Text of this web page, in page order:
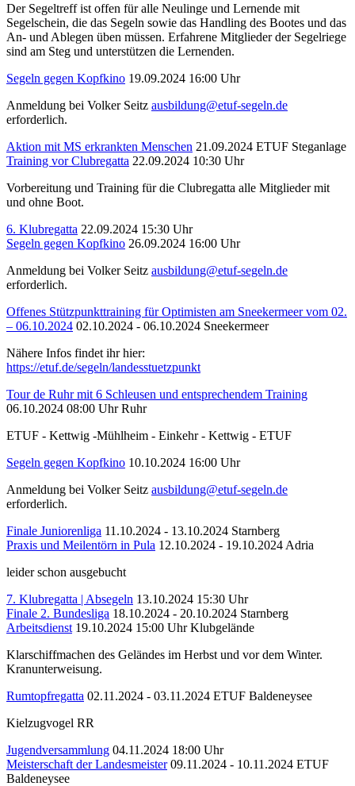
Der Segeltreff ist offen für alle Neulinge und Lernende mit
Segelschein, die das Segeln sowie das Handling des Bootes und das
An- und Ablegen üben müssen. Erfahrene Mitglieder der Segelriege
sind am Steg und unterstützen die Lernenden.
Segeln gegen Kopfkino 19.09.2024 16:00 Uhr
Anmeldung bei Volker Seitz ausbildung@etuf-segeln.de
erforderlich.
Aktion mit MS erkrankten Menschen 21.09.2024 ETUF Steganlage
Training vor Clubregatta 22.09.2024 10:30 Uhr
Vorbereitung und Training für die Clubregatta alle Mitglieder mit
und ohne Boot.
6. Klubregatta 22.09.2024 15:30 Uhr
Segeln gegen Kopfkino 26.09.2024 16:00 Uhr
Anmeldung bei Volker Seitz ausbildung@etuf-segeln.de
erforderlich.
Offenes Stützpunkttraining für Optimisten am Sneekermeer vom 02.
– 06.10.2024 02.10.2024 - 06.10.2024 Sneekermeer
Nähere Infos findet ihr hier:
https://etuf.de/segeln/landesstuetzpunkt
Tour de Ruhr mit 6 Schleusen und entsprechendem Training
06.10.2024 08:00 Uhr Ruhr
ETUF - Kettwig -Mühlheim - Einkehr - Kettwig - ETUF
Segeln gegen Kopfkino 10.10.2024 16:00 Uhr
Anmeldung bei Volker Seitz ausbildung@etuf-segeln.de
erforderlich.
Finale Juniorenliga 11.10.2024 - 13.10.2024 Starnberg
Praxis und Meilentörn in Pula 12.10.2024 - 19.10.2024 Adria
leider schon ausgebucht
7. Klubregatta | Absegeln 13.10.2024 15:30 Uhr
Finale 2. Bundesliga 18.10.2024 - 20.10.2024 Starnberg
Arbeitsdienst 19.10.2024 15:00 Uhr Klubgelände
Klarschiffmachen des Geländes im Herbst und vor dem Winter.
Kranunterweisung.
Rumtopfregatta 02.11.2024 - 03.11.2024 ETUF Baldeneysee
Kielzugvogel RR
Jugendversammlung 04.11.2024 18:00 Uhr
Meisterschaft der Landesmeister 09.11.2024 - 10.11.2024 ETUF
Baldeneysee